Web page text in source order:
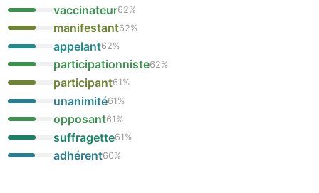
vaccinateur62%
manifestant62%
appelant62%
participationniste62%
participant61 %
unanimité61 %
opposant61%
suffragette61 %
adhérent60%